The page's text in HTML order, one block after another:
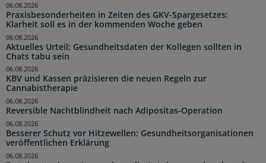
Praxisbesonderheiten in Zeiten des GKV-Spargesetzes:
Klarheit soll es in der kommenden Woche geben
06.08.2026
Aktuelles Urteil: Gesundheitsdaten der Kollegen sollten in
Chats tabu sein
06.08.2026
KBV und Kassen präzisieren die neuen Regeln zur
Cannabistherapie
06.08.2026
Reversible Nachtblindheit nach Adipositas-Operation
06.08.2026
Besserer Schutz vor Hitzewellen: Gesundheitsorganisationen
veröffentlichen Erklärung
06.08.2026
06.08.2026